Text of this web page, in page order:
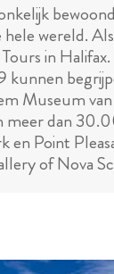
wereld.
in
kunnen
Museum van
dan
en Point
of Nova